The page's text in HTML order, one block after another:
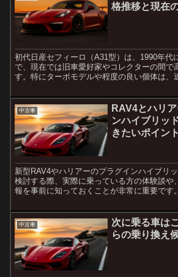
格推移と現在
初代日産セフィーロ（A31型）は、1990年代
で、現在では旧車愛好家やコレクターの間で
す。特にターボモデルや程度の良い個体は、
中古車
RAV4とハリ
ンハイブリッ
きたいポイント
新型RAV4やハリアーのプラグインハイブリ
検討する際、実際に乗っている方の体験談や
報を事前に知っておくことが非常に重要です
中古車
次に乗る車は
らの乗り換え